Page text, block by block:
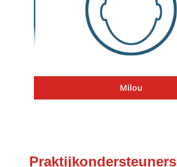
Milou
Praktijkondersteuners